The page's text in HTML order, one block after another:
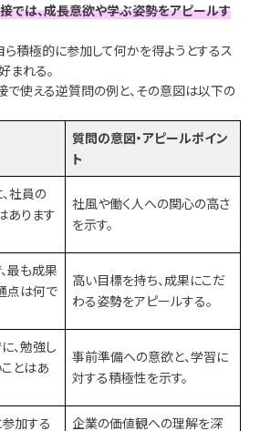
では、成長意欲や学ぶ姿勢をアピールす
ら積極的に参加して何かを得ようとするス
まれる。
で使える逆質問の例と、その意図は以下の
質問の意図・アピールポイン
ト
社員の
あります
社風や働く人への関心の高さ
を示す。
最も成果
点は何で
高い目標を持ち、成果にこだ
わる姿勢をアピールする。
、勉強し
とはあ
事前準備への意欲と、学習に
対する積極性を示す。
加する
企業の価値観への理解を深